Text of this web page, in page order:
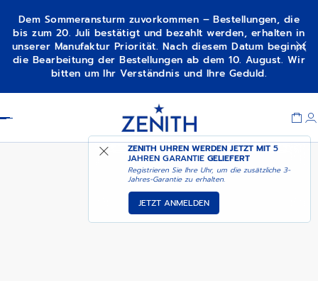
Dem Sommeransturm zuvorkommen – Bestellungen, die
bis zum 20. Juli bestätigt und bezahlt werden, erhalten in
unserer Manufaktur Priorität. Nach diesem Datum beginnt
die Bearbeitung der Bestellungen ab dem 10. August. Wir
bitten um Ihr Verständnis und Ihre Geduld.
ZENITH UHREN WERDEN JETZT MIT5
JAHREN GARANTIE GELIEFERT
Registrieren Sie Ihre Uhr, um die zusätzliche 3-
Jahres-Garantie zu erhalten.
JETZT ANMELDEN
CHRONOMASTER
SPORT VERFÜGBARKEITSBENACHRICHTIGUNG